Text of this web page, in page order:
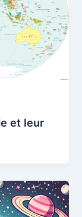
et leur